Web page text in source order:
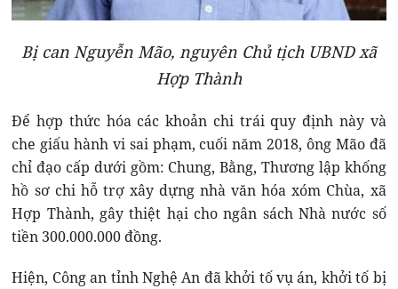
Bị can Nguyễn Mão, nguyên Chủ tịch UBND xã
Hợp Thành
Để hợp thức hóa các khoản chi trái quy định này và
che giấu hành vi sai phạm, cuối năm 2018, ông Mão đã
chỉ đạo cấp dưới gồm: Chung, Bằng, Thương lập khống
hồ sơ chi hỗ trợ xây dựng nhà văn hóa xóm Chùa, xã
Hợp Thành, gây thiệt hại cho ngân sách Nhà nước số
tiền 300.000.000 đồng.
Hiện, Công an tỉnh Nghệ An đã khởi tố vụ án, khởi tố bị